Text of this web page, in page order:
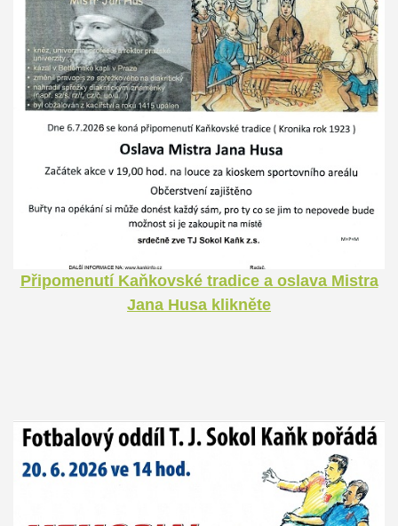
Připomenutí Kaňkovské tradice a oslava Mistra
Jana Husa klikněte